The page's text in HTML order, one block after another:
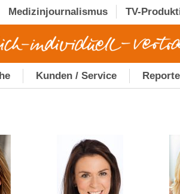
Medizinjournalismus TV-
Kunden / Service